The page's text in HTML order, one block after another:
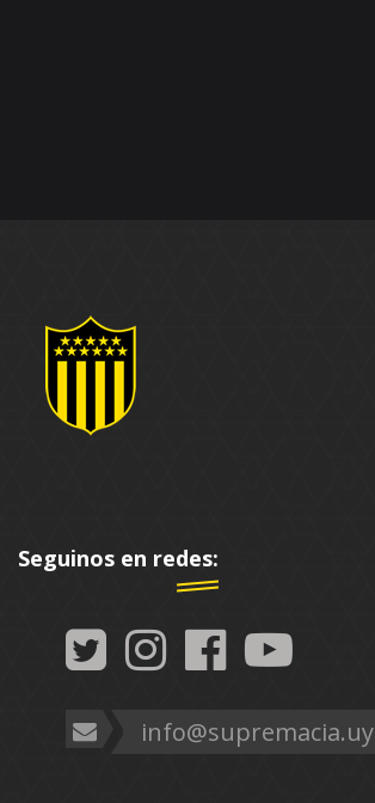
Seguinos en redes:
info@supremacia.uy